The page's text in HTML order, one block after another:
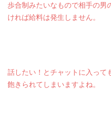
歩合制みたいなもので相手の男
ければ給料は発生しません。
話したい！とチャットに入って
飽きられてしまいますよね。